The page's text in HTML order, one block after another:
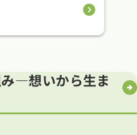
―想いから生ま